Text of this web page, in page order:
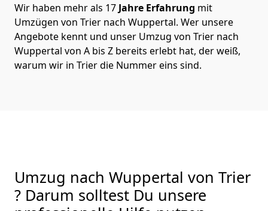
Wir haben mehr als 17 Jahre Erfahrung mit
Umzügen von Trier nach Wuppertal. Wer unsere
Angebote kennt und unser Umzug von Trier nach
Wuppertal von A bis Z bereits erlebt hat, der weiß,
warum wir in Trier die Nummer eins sind.
Umzug nach Wuppertal von Trier
? Darum solltest Du unsere